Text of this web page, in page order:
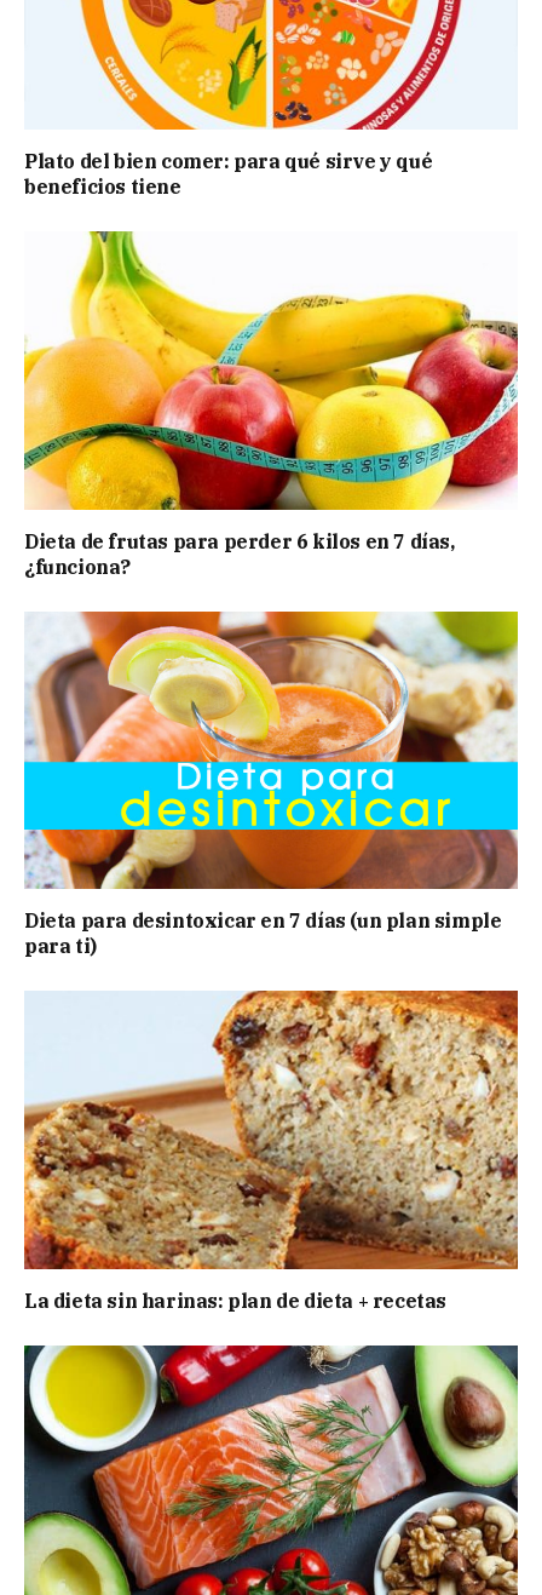
Plato del bien comer: para qué sirve y qué
beneficios tiene
Dieta de frutas para perder 6 kilos en 7 días,
¿funciona?
Dieta para desintoxicar en 7 días (un plan simple
para ti)
La dieta sin harinas: plan de dieta + recetas